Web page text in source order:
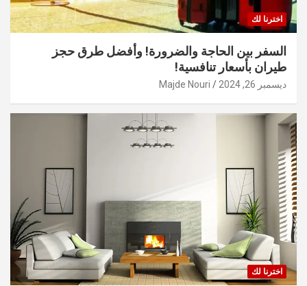
اخترنا لك
السفر بين الحاجة والضرورة! وأفضل طرق حجز
طيران بأسعار تنافسية!
ديسمبر 26, 2024 Majde Nouri
اخترنا لك